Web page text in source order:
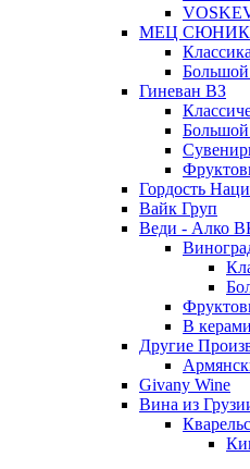
МЕЦ СЮНИК
Классика
Гиневан ВЗ
Гордость
Вайк Груп
Веди - Алко
В
Другие
Givany Wine
Вина из